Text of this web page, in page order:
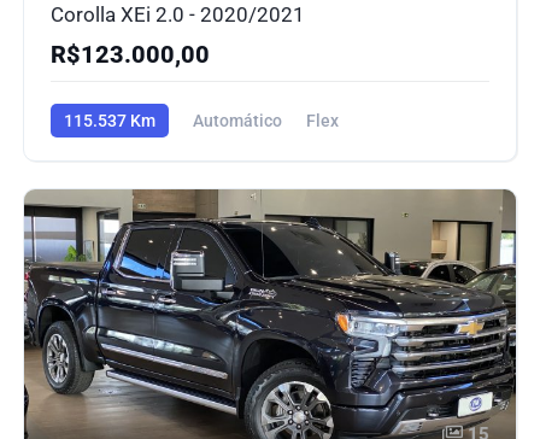
Corolla XEi 2.0 - 2020/2021
R$123.000,00
115.537 Km Automático Flex